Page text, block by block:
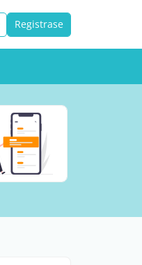
Registrase